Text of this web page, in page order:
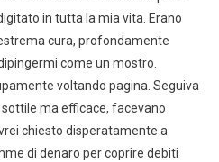
in tutta la mia vita. Erano
cura, profondamente
come un mostro.
voltando pagina. Seguiva
ma efficace, facevano
chiesto disperatamente a
di denaro per coprire debiti